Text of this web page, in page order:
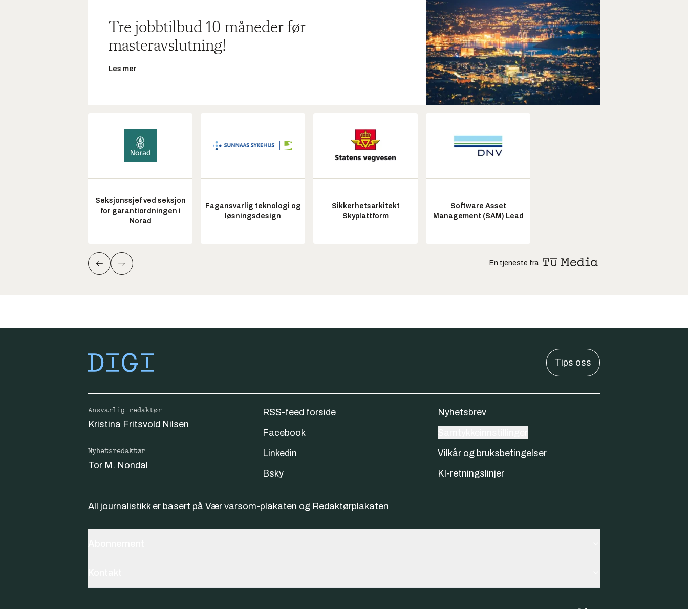
Tre jobbtilbud 10 måneder før
masteravslutning!
Les mer
Seksjonssjef ved seksjon
for garantiordningen i
Norad
Fagansvarlig teknologi og
løsningsdesign
Sikkerhetsarkitekt
Skyplattform
Software Asset
Management (SAM) Lead
En tjeneste fra
Tips oss
Ansvarlig redaktør
Kristina Fritsvold Nilsen
Nyhetsredaktør
Tor M. Nondal
RSS-feed forside
Facebook
Linkedin
Bsky
Nyhetsbrev
Vilkår og bruksbetingelser
KI-retningslinjer
All journalistikk er basert på Vær varsom-plakaten og Redaktørplakaten